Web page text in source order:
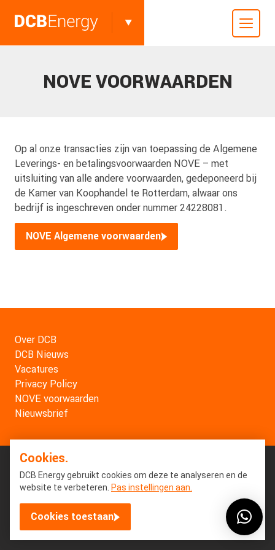
NOVE VOORWAARDEN
Op al onze transacties zijn van toepassing de Algemene
Leverings- en betalingsvoorwaarden NOVE – met
uitsluiting van alle andere voorwaarden, gedeponeerd bij
de Kamer van Koophandel te Rotterdam, alwaar ons
bedrijf is ingeschreven onder nummer 24228081.
NOVE Algemene voorwaarden
Over DCB
DCB Nieuws
Vacatures
Privacy Policy
NOVE voorwaarden
Nieuwsbrief
© Copyright 2026 DCB Energy. All Rights Reserved.
Cookies.
DCB Energy gebruikt cookies om deze te analyseren en de
website te verbeteren. Pas instellingen aan.
Cookies toestaan